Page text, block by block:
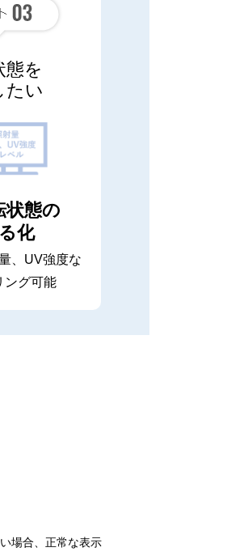
態を
たい
状態の
化
、UV強度な
ング可能
場合、正常な表示